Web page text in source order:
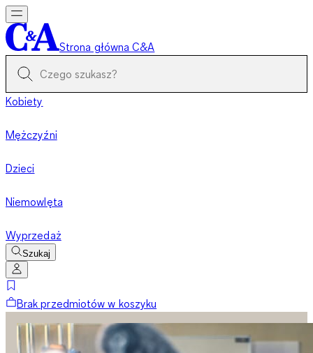
Strona główna C&A
Kobiety
Mężczyźni
Dzieci
Niemowlęta
Wyprzedaż
Szukaj
Brak przedmiotów w koszyku